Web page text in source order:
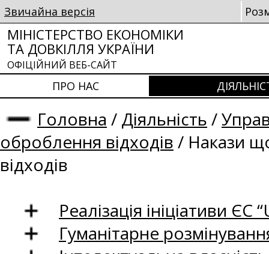
Звичайна версія
МІНІСТЕРСТВО ЕКОНОМІКИ
ТА ДОВКІЛЛЯ УКРАЇНИ
ОФІЦІЙНИЙ ВЕБ-САЙТ
ПРО НАС
Головна / Діяльність /
оброблення відходів / Накази
відходів
Реалізація ініціативи ЄС
Гуманітарне